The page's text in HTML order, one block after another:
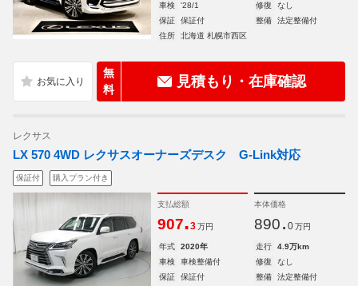
車検
'28/1 修復
なし
保証
保証付 整備
法定整備付
住所
北海道 札幌市西区
無
料
見積もり・在庫確認
レクサス
LX 570 4WD レクサスオーナーズデスク G-Link対応
保証付 購入プラン付き
支払総額
907.3 万円
本体価格
890. 0 万円
年式 2020年 走行
4.9万km
車検
車検整備付 修復
なし
保証
保証付 整備
法定整備付